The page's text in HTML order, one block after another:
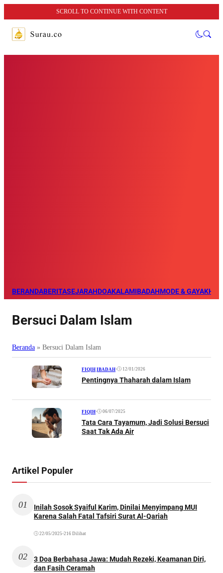
SCROLL TO CONTINUE WITH CONTENT
BERANDABERITASEJARAHDOAKALAMIBADAHMODE & GAYA
Bersuci Dalam Islam
Beranda » Bersuci Dalam Islam
FIQIH IBADAH• 12/01/2026
Pentingnya Thaharah dalam Islam
FIQIH• 06/07/2025
Tata Cara Tayamum, Jadi Solusi Bersuci
Saat Tak Ada Air
Artikel Populer
01
Inilah Sosok Syaiful Karim, Dinilai Menyimpang MUI
Karena Salah Fatal Tafsiri Surat Al-Qariah
22/05/2025 •216 Dilihat
02
3 Doa Berbahasa Jawa: Mudah Rezeki, Keamanan Diri,
dan Fasih Ceramah